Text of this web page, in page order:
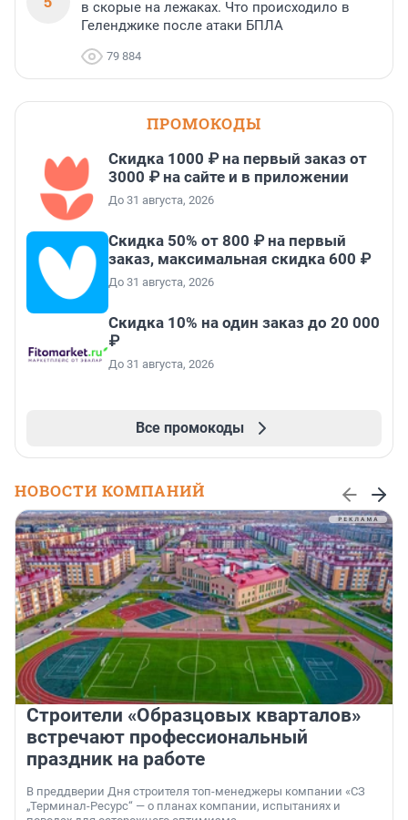
в скорые на лежаках. Что происходило в
Геленджике после атаки БПЛА
79 884
ПРОМОКОДЫ
Скидка 1000 ₽ на первый заказ от
3000 ₽ на сайте и в приложении
До 31 августа, 2026
Скидка 50% от 800 ₽ на первый
заказ, максимальная скидка 600 ₽
До 31 августа, 2026
Скидка 10% на один заказ до 20 000
₽
До 31 августа, 2026
Все промокоды
НОВОСТИ КОМПАНИЙ
Строители «Образцовых кварталов»
встречают профессиональный
праздник на работе
В преддверии Дня строителя топ-менеджеры компании «СЗ
„Терминал-Ресурс“ — о планах компании, испытаниях и